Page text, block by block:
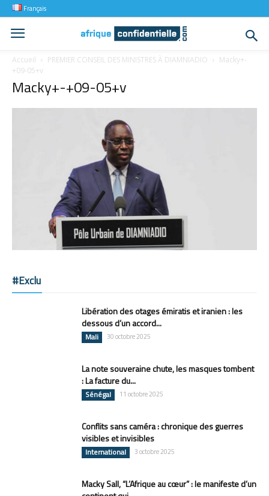
Français
Accueil PREMIER CONSEIL DES MINISTRES À DIAMNIADIO
Macky+-
+09-05+v
Macky+-+09-05+v
#Exclu
Libération des otages émiratis et iranien : les
dessous d’un accord...
Mali 30 octobre 2025
La note souveraine chute, les masques tombent
: La facture du...
Sénégal 11 octobre 2025
Conflits sans caméra : chronique des guerres
visibles et invisibles
International 3 octobre 2025
Macky Sall, “L’Afrique au cœur” : le manifeste d’un